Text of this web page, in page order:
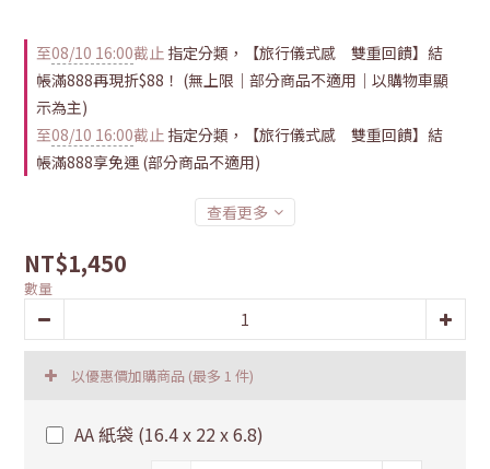
至08/10 16:00截止 指定分類，【旅行儀式感 雙重回饋】結
帳滿888再現折$88！ (無上限｜部分商品不適用｜以購物車顯
示為主)
至08/10 16:00截止 指定分類，【旅行儀式感 雙重回饋】結
帳滿888享免運 (部分商品不適用)
查看更多
NT$1,450
數量
以優惠價加購商品 (最多 1 件)
AA 紙袋 (16.4 x 22 x 6.8)